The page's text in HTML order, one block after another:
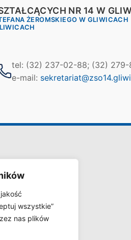
wszystkie”
nas plików
NR 14 W
ŻEROMSKIEGO W GLIWICACH
tel: (32) 237-02-88; (32) 279-
e-mail: